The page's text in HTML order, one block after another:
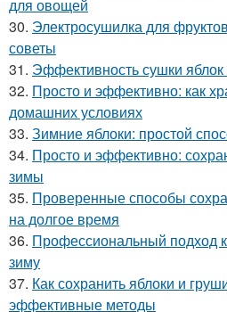
для овощей
30. Электросушилка для
советы
31. Эффективность сушки
32. Просто и эффективно: как
домашних условиях
33. Зимние яблоки: простой
34. Просто и эффективно:
зимы
35. Проверенные способы
на долгое время
36. Профессиональный подход
зиму
37. Как сохранить яблоки и
эффективные методы